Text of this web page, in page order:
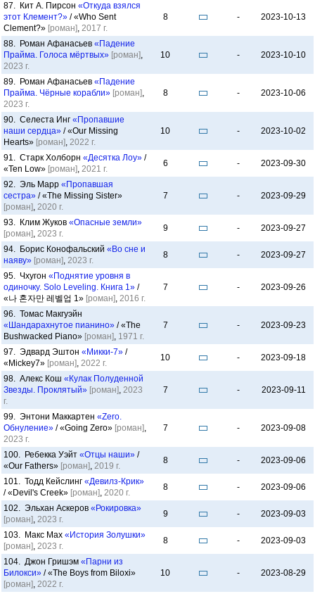
87. Кит А. Пирсон «Откуда взялся
этот Клемент?» / «Who Sent
Clement?» [роман], 2017 г.
8 - 2023-10-13
88. Роман Афанасьев «Падение
Прайма. Голоса мёртвых» [роман],
2023 г.
10 - 2023-10-10
89. Роман Афанасьев «Падение
Прайма. Чёрные корабли» [роман],
2023 г.
8 - 2023-10-06
90. Селеста Инг «Пропавшие
наши сердца» / «Our Missing
Hearts» [роман], 2022 г.
10 - 2023-10-02
91. Старк Холборн «Десятка Лоу» /
«Ten Low» [роман], 2021 г.
6 - 2023-09-30
92. Эль Марр «Пропавшая
сестра» / «The Missing Sister»
[роман], 2020 г.
7 - 2023-09-29
93. Клим Жуков «Опасные земли»
[роман], 2023 г.
9 - 2023-09-27
94. Борис Конофальский «Во сне и
наяву» [роман], 2023 г.
8 - 2023-09-27
95. Чхугон «Поднятие уровня в
одиночку. Solo Leveling. Книга 1» /
«나 혼자만 레벨업 1» [роман], 2016 г.
7 - 2023-09-26
96. Томас Макгуэйн
«Шандарахнутое пианино» / «The
Bushwacked Piano» [роман], 1971 г.
7 - 2023-09-23
97. Эдвард Эштон «Микки-7» /
«Mickey7» [роман], 2022 г.
10 - 2023-09-18
98. Алекс Кош «Кулак Полуденной
Звезды. Проклятый» [роман], 2023
г.
7 - 2023-09-11
99. Энтони Маккартен «Zero.
Обнуление» / «Going Zero» [роман],
2023 г.
7 - 2023-09-08
100. Ребекка Уэйт «Отцы наши» /
«Our Fathers» [роман], 2019 г.
8 - 2023-09-06
101. Тодд Кейслинг «Девилз-Крик»
/ «Devil's Creek» [роман], 2020 г.
8 - 2023-09-06
102. Эльхан Аскеров «Рокировка»
[роман], 2023 г.
9 - 2023-09-03
103. Макс Мах «История Золушки»
[роман], 2023 г.
8 - 2023-09-03
104. Джон Гришэм «Парни из
Билокси» / «The Boys from Biloxi»
[роман], 2022 г.
10 - 2023-08-29